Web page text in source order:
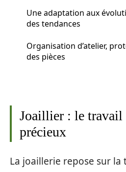
Une adaptation aux
des tendances
Organisation d’atelier,
des pièces
Joaillier : le travail
précieux
La joaillerie repose sur